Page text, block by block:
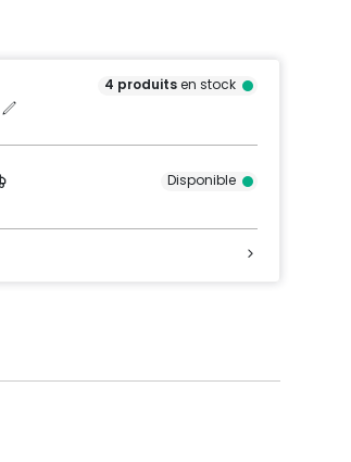
4 produitsen stock
Disponible